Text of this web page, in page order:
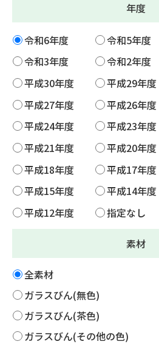
年度
令和6年度 令和5年度
令和3年度
令和2年度
平成30年度
平成29年度
平成27年度
平成26年度
平成24年度
平成23年度
平成21年度
平成20年度
平成18年度
平成17年度
平成15年度
平成14年度
平成12年度
指定なし
素材
全素材
ガラスびん(無色)
ガラスびん(茶色)
ガラスびん(その他の色)